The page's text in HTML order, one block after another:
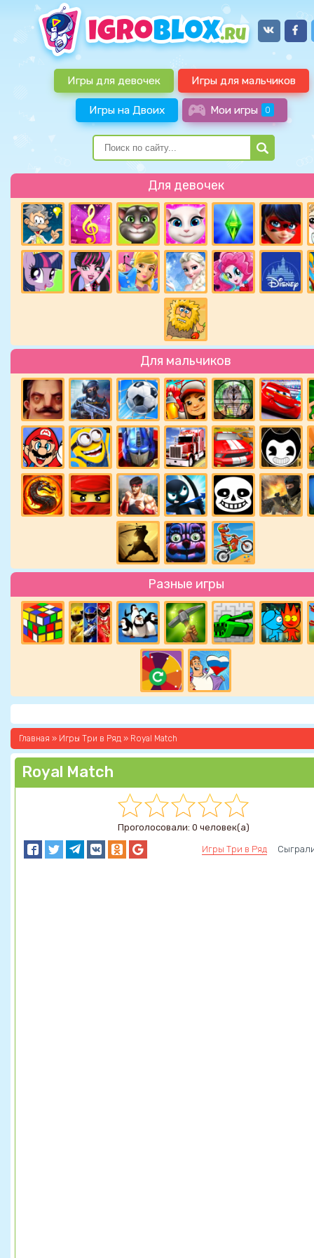
Игры для девочек Игры для мальчиков
Игры на Двоих Мои игры 0
Для девочек
Для мальчиков
Разные игры
Главная » Игры Три в Ряд » Royal Match
Royal Match
Проголосовали: 0 человек(а)
Игры Три в Ряд